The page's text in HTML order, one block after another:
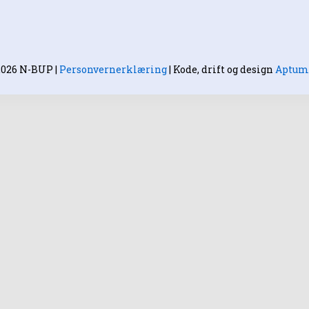
N-BUP | Personvernerklæring| Kode, drift og design